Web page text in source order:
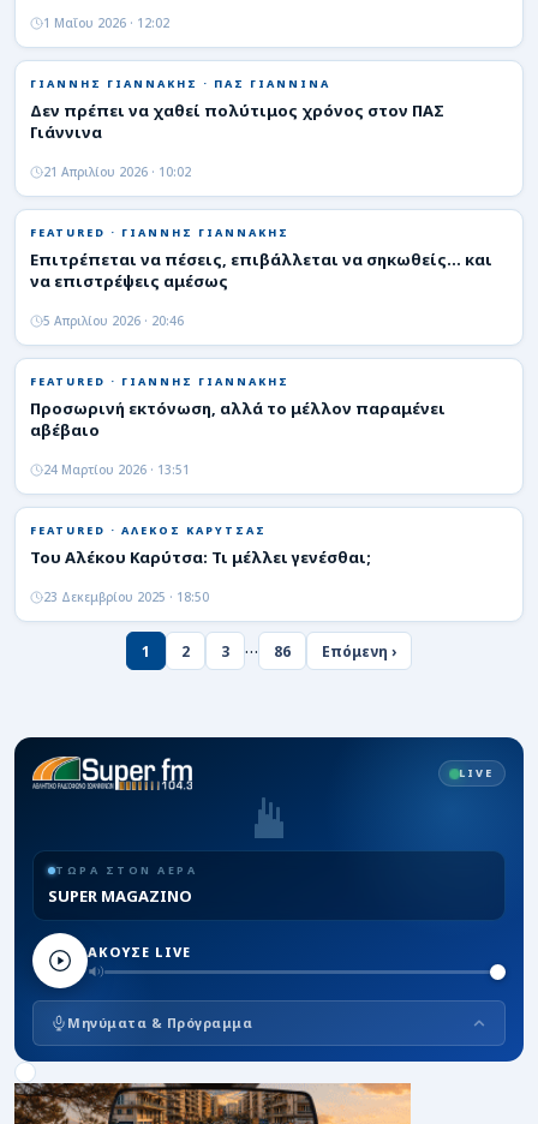
1 Μαΐου 2026 · 12:02
ΓΙΑΝΝΗΣ ΓΙΑΝΝΑΚΗΣ · ΠΑΣ ΓΙΑΝΝΙΝΑ
Δεν πρέπει να χαθεί πολύτιμος χρόνος στον ΠΑΣ
Γιάννινα
21 Απριλίου 2026 · 10:02
FEATURED · ΓΙΑΝΝΗΣ ΓΙΑΝΝΑΚΗΣ
Επιτρέπεται να πέσεις, επιβάλλεται να σηκωθείς… και
να επιστρέψεις αμέσως
5 Απριλίου 2026 · 20:46
FEATURED · ΓΙΑΝΝΗΣ ΓΙΑΝΝΑΚΗΣ
Προσωρινή εκτόνωση, αλλά το μέλλον παραμένει
αβέβαιο
24 Μαρτίου 2026 · 13:51
FEATURED · ΑΛΕΚΟΣ ΚΑΡΥΤΣΑΣ
Του Αλέκου Καρύτσα: Τι μέλλει γενέσθαι;
23 Δεκεμβρίου 2025 · 18:50
1 2 3 … 86 Επόμενη ›
LIVE
ΤΩΡΑ ΣΤΟΝ ΑΕΡΑ
SUPER MAGAZINO
ΑΚΟΥΣΕ LIVE
Μηνύματα & Πρόγραμμα